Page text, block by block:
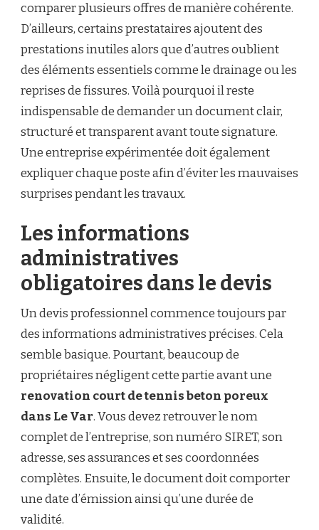
comparer plusieurs offres de manière cohérente.
D’ailleurs, certains prestataires ajoutent des
prestations inutiles alors que d’autres oublient
des éléments essentiels comme le drainage ou les
reprises de fissures. Voilà pourquoi il reste
indispensable de demander un document clair,
structuré et transparent avant toute signature.
Une entreprise expérimentée doit également
expliquer chaque poste afin d’éviter les mauvaises
surprises pendant les travaux.
Les informations
administratives
obligatoires dans le devis
Un devis professionnel commence toujours par
des informations administratives précises. Cela
semble basique. Pourtant, beaucoup de
propriétaires négligent cette partie avant une
renovation court de tennis beton poreux
dans Le Var. Vous devez retrouver le nom
complet de l’entreprise, son numéro SIRET, son
adresse, ses assurances et ses coordonnées
complètes. Ensuite, le document doit comporter
une date d’émission ainsi qu’une durée de
validité.